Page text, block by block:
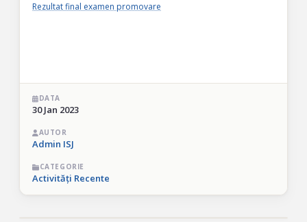
Rezultat final examen promovare
DATA
30 Jan 2023
AUTOR
Admin ISJ
CATEGORIE
Activități Recente